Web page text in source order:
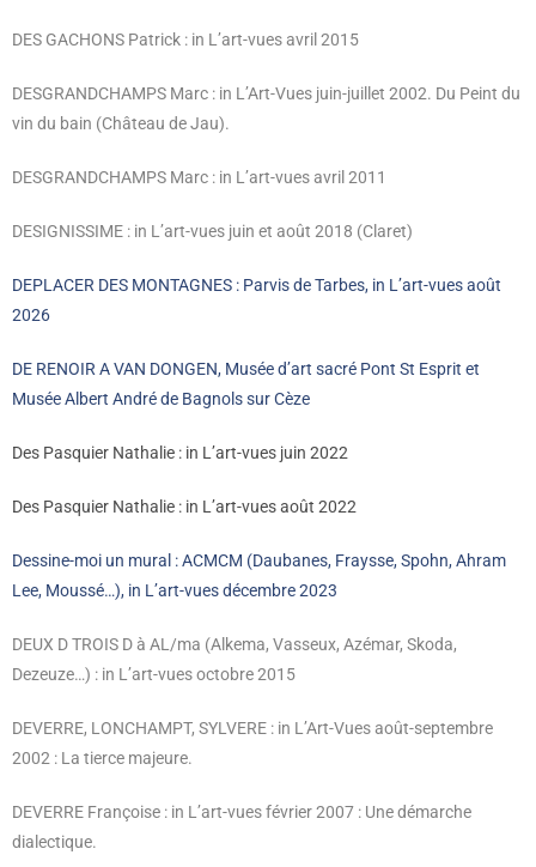
DES GACHONS Patrick : in L’art-vues avril 2015
DESGRANDCHAMPS Marc : in L’Art-Vues juin-juillet 2002. Du Peint du
vin du bain (Château de Jau).
DESGRANDCHAMPS Marc : in L’art-vues avril 2011
DESIGNISSIME : in L’art-vues juin et août 2018 (Claret)
DEPLACER DES MONTAGNES : Parvis de Tarbes, in L’art-vues août
2026
DE RENOIR A VAN DONGEN, Musée d’art sacré Pont St Esprit et
Musée Albert André de Bagnols sur Cèze
Des Pasquier Nathalie : in L’art-vues juin 2022
Des Pasquier Nathalie : in L’art-vues août 2022
Dessine-moi un mural : ACMCM (Daubanes, Fraysse, Spohn, Ahram
Lee, Moussé…), in L’art-vues décembre 2023
DEUX D TROIS D à AL/ma (Alkema, Vasseux, Azémar, Skoda,
Dezeuze…) : in L’art-vues octobre 2015
DEVERRE, LONCHAMPT, SYLVERE : in L’Art-Vues août-septembre
2002 : La tierce majeure.
DEVERRE Françoise : in L’art-vues février 2007 : Une démarche
dialectique.